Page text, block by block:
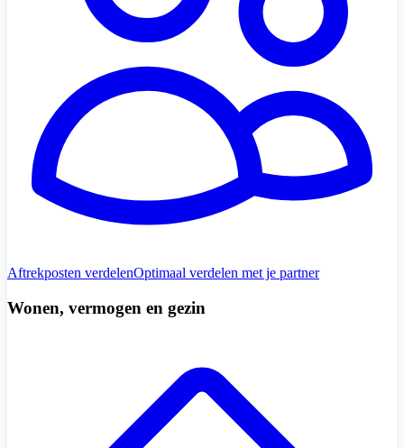
Aftrekposten verdelenOptimaal verdelen met je partner
Wonen, vermogen en gezin